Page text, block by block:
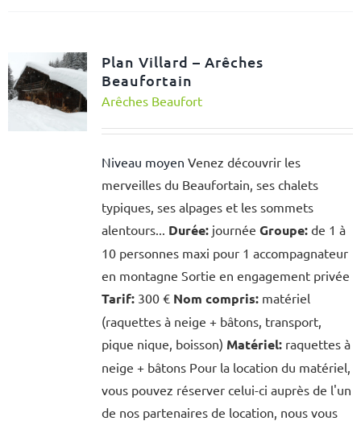
Plan Villard – Arêches
Beaufortain
Arêches Beaufort
Niveau moyen Venez découvrir les
merveilles du Beaufortain, ses chalets
typiques, ses alpages et les sommets
alentours... Durée:journée Groupe:de 1 à
10 personnes maxi pour 1 accompagnateur
en montagne Sortie en engagement privée
Tarif:300 € Nom compris:matériel
(raquettes à neige + bâtons, transport,
pique nique, boisson) Matériel:raquettes à
neige + bâtons Pour la location du matériel,
vous pouvez réserver celui-ci auprès de l'un
de nos partenaires de location, nous vous